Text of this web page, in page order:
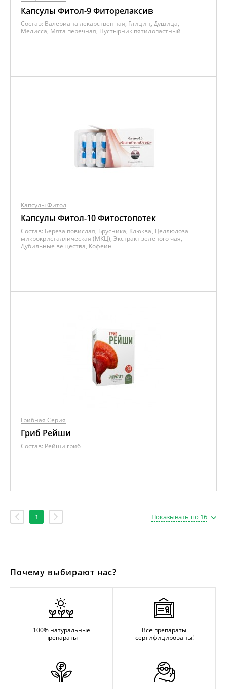
Капсулы Фитол-9 Фиторелаксив
Состав: Валериана лекарственная, Глицин, Душица,
Мелисса, Мята перечная, Пустырник пятилопастный
Капсулы Фитол
Капсулы Фитол-10 Фитостопотек
Состав: Береза повислая, Брусника, Клюква, Целлюлоза
микрокристаллическая (МКЦ), Экстракт зеленого чая,
Дубильные вещества, Кофеин
Грибная Серия
Гриб Рейши
Состав: Рейши гриб
1 Показывать по 16
Почему выбирают нас?
100% натуральные
препараты
Все препараты
сертифицированы!